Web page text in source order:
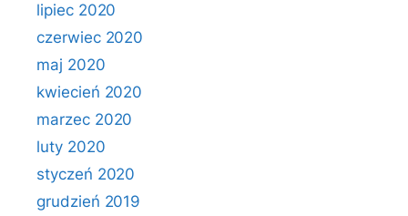
lipiec 2020
czerwiec 2020
maj 2020
kwiecień 2020
marzec 2020
luty 2020
styczeń 2020
grudzień 2019